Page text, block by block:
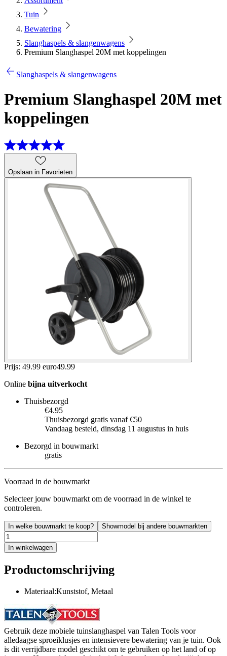
Tuin
Bewatering
Slanghaspels & slangenwagens
Premium Slanghaspel 20M met koppelingen
Slanghaspels & slangenwagens
Premium Slanghaspel 20M met
koppelingen
Opslaan in Favorieten
Prijs: 49.99 euro49.99
Online bijna uitverkocht
Thuisbezorgd
€4.95
Thuisbezorgd gratis vanaf €50
Vandaag besteld, dinsdag 11 augustus in huis
Bezorgd in bouwmarkt
gratis
Voorraad in de bouwmarkt
Selecteer jouw bouwmarkt om de voorraad in de winkel te
controleren.
In welke bouwmarkt te koop? Showmodel bij andere bouwmarkten
In winkelwagen
Productomschrijving
Materiaal:Kunststof, Metaal
Gebruik deze mobiele tuinslanghaspel van Talen Tools voor
alledaagse sproeiklusjes en intensievere bewatering van je tuin. Ook
is dit verrijdbare model geschikt om te gebruiken op het land of op